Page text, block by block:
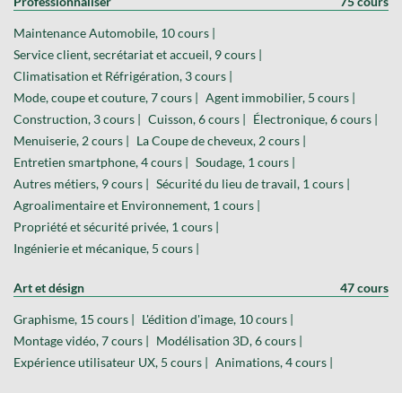
Maintenance Automobile, 10 cours |
Service client, secrétariat et accueil, 9 cours |
Climatisation et Réfrigération, 3 cours |
Mode, coupe et couture, 7 cours | Agent immobilier, 5 cours |
Construction, 3 cours | Cuisson, 6 cours | Électronique, 6 cours |
Menuiserie, 2 cours | La Coupe de cheveux, 2 cours |
Entretien smartphone, 4 cours | Soudage, 1 cours |
Autres métiers, 9 cours | Sécurité du lieu de travail, 1 cours |
Agroalimentaire et Environnement, 1 cours |
Propriété et sécurité privée, 1 cours |
Ingénierie et mécanique, 5 cours |
Art et désign 47 cours
Graphisme, 15 cours | L'édition d'image, 10 cours |
Montage vidéo, 7 cours | Modélisation 3D, 6 cours |
Expérience utilisateur UX, 5 cours | Animations, 4 cours |